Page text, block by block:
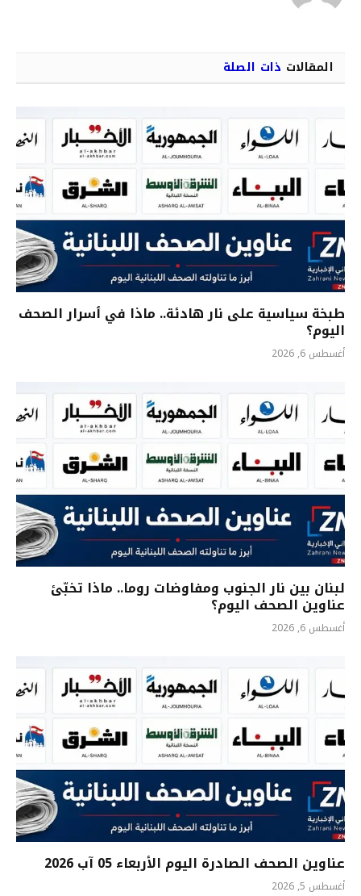
المقالات ذات الصلة
طبخة سياسية على نار هادئة.. ماذا في ٲسرار الصحف
اليوم؟
أغسطس 6, 2026
لبنان بين نار الجنوب ومفاوضات روما.. ماذا تخبّئ
عناوين الصحف اليوم؟
أغسطس 6, 2026
عناوين الصحف الصادرة اليوم الأربعاء 05 آب 2026
أغسطس 5, 2026